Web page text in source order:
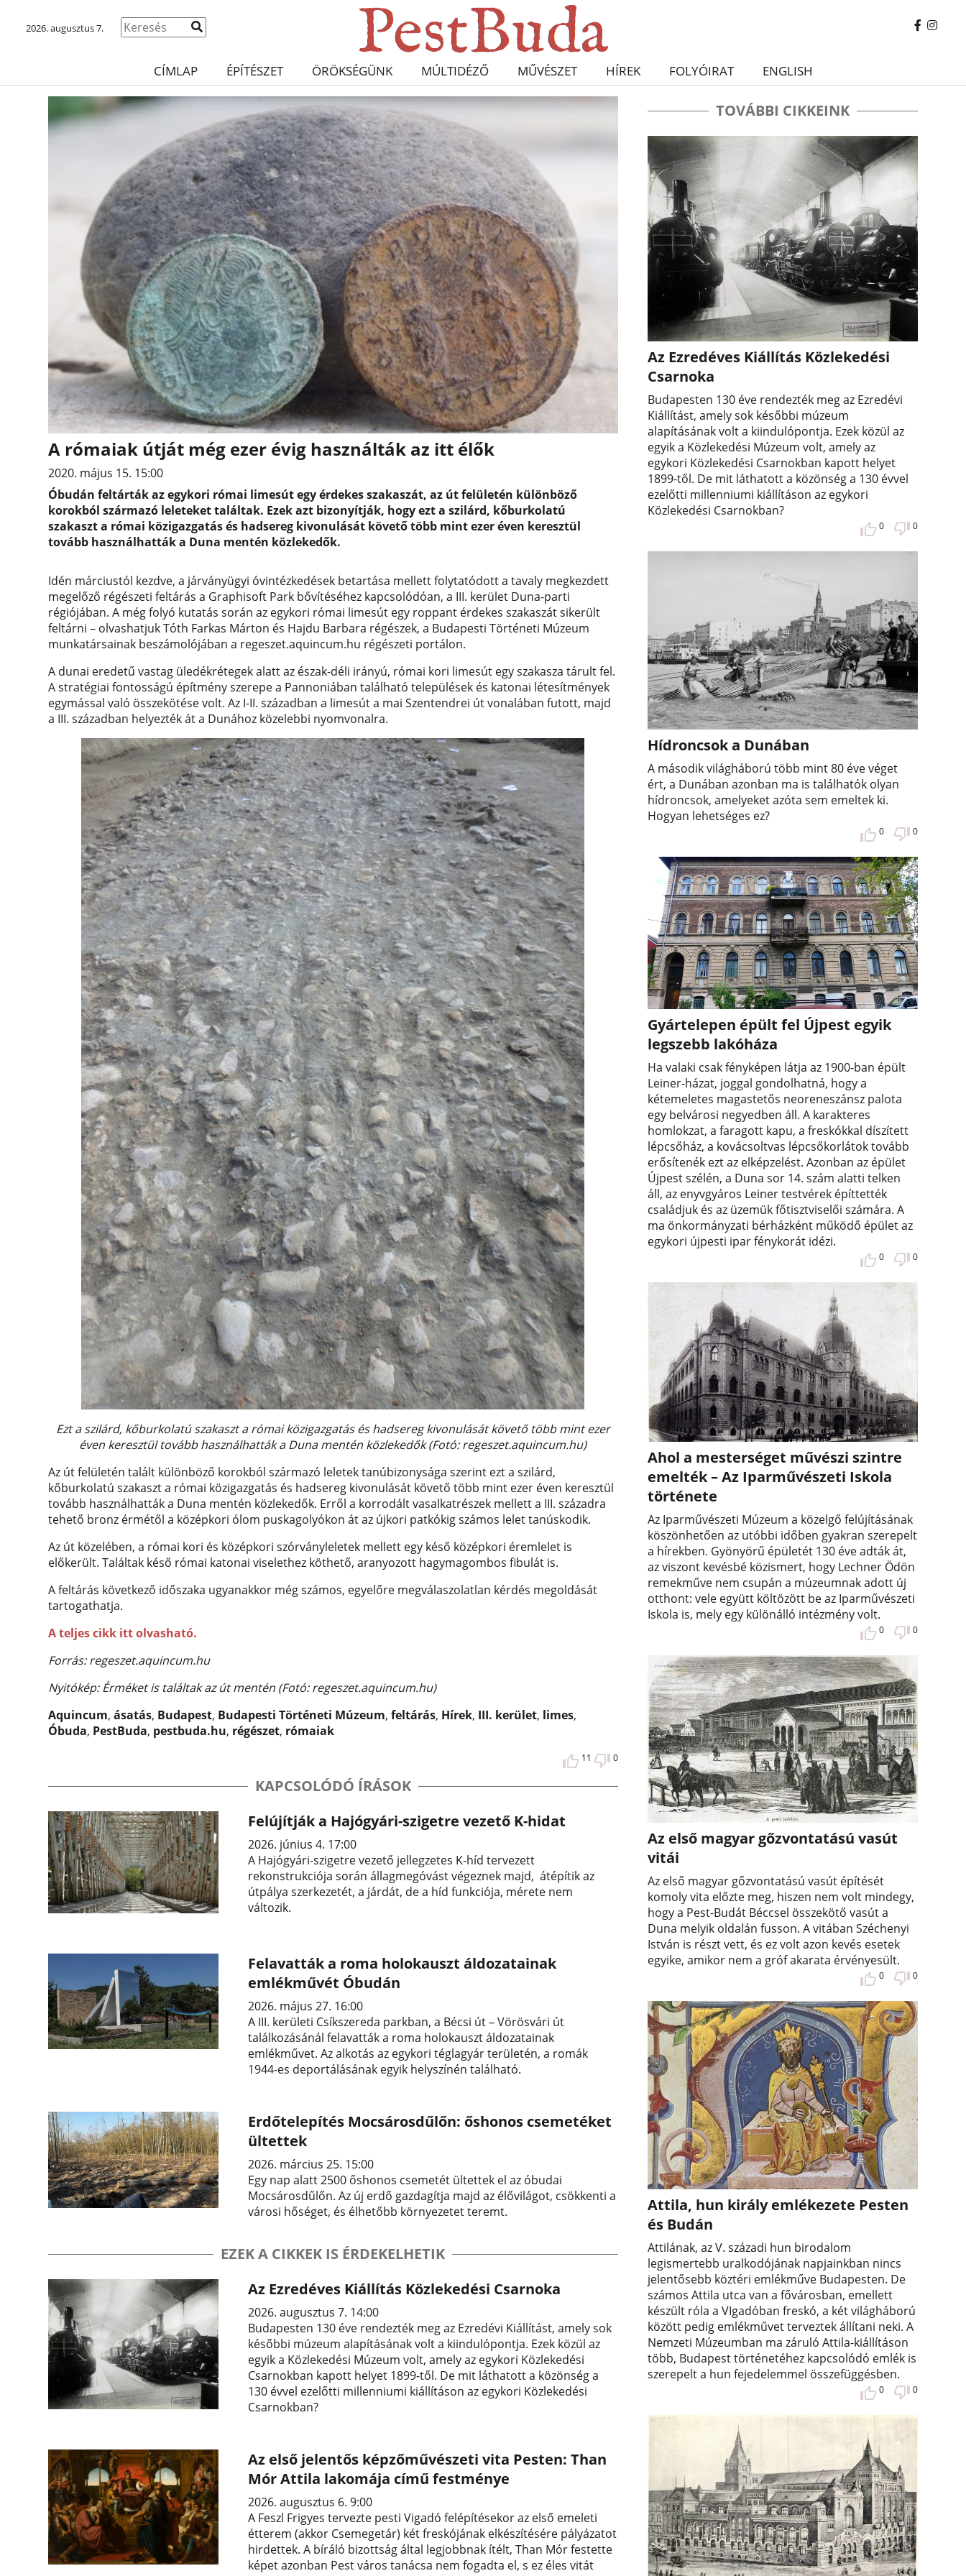
2026. augusztus 7.
CÍMLAP ÉPÍTÉSZET ÖRÖKSÉGÜNK MÚLTIDÉZŐ MŰVÉSZET HÍREK FOLYÓIRAT ENGLISH
A rómaiak útját még ezer évig használták az itt élők
2020. május 15. 15:00
Óbudán feltárták az egykori római limesút egy érdekes szakaszát, az út felületén különböző
korokból származó leleteket találtak. Ezek azt bizonyítják, hogy ezt a szilárd, kőburkolatú
szakaszt a római közigazgatás és hadsereg kivonulását követő több mint ezer éven keresztül
tovább használhatták a Duna mentén közlekedők.
Idén márciustól kezdve, a járványügyi óvintézkedések betartása mellett folytatódott a tavaly megkezdett
megelőző régészeti feltárás a Graphisoft Park bővítéséhez kapcsolódóan, a III. kerület Duna-parti
régiójában. A még folyó kutatás során az egykori római limesút egy roppant érdekes szakaszát sikerült
feltárni – olvashatjuk Tóth Farkas Márton és Hajdu Barbara régészek, a Budapesti Történeti Múzeum
munkatársainak beszámolójában a regeszet.aquincum.hu régészeti portálon.
A dunai eredetű vastag üledékrétegek alatt az észak-déli irányú, római kori limesút egy szakasza tárult fel.
A stratégiai fontosságú építmény szerepe a Pannoniában található települések és katonai létesítmények
egymással való összekötése volt. Az I-II. században a limesút a mai Szentendrei út vonalában futott, majd
a III. században helyezték át a Dunához közelebbi nyomvonalra.
Ezt a szilárd, kőburkolatú szakaszt a római közigazgatás és hadsereg kivonulását követő több mint ezer
éven keresztül tovább használhatták a Duna mentén közlekedők​ (Fotó: regeszet.aquincum.hu)
Az út felületén talált különböző korokból származó leletek tanúbizonysága szerint ezt a szilárd,
kőburkolatú szakaszt a római közigazgatás és hadsereg kivonulását követő több mint ezer éven keresztül
tovább használhatták a Duna mentén közlekedők. Erről a korrodált vasalkatrészek mellett a III. századra
tehető bronz érmétől a középkori ólom puskagolyókon át az újkori patkókig számos lelet tanúskodik.
Az út közelében, a római kori és középkori szórványleletek mellett egy késő középkori éremlelet is
előkerült. Találtak késő római katonai viselethez köthető, aranyozott hagymagombos fibulát is.
A feltárás következő időszaka ugyanakkor még számos, egyelőre megválaszolatlan kérdés megoldását
tartogathatja.
A teljes cikk itt olvasható.
Forrás: regeszet.aquincum.hu
Nyitókép: Érméket is találtak az út mentén (Fotó: regeszet.aquincum.hu)
Aquincum,ásatás, Budapest, Budapesti Történeti Múzeum,feltárás, Hírek, III. kerület, limes,
Óbuda, PestBuda, pestbuda.hu, régészet, rómaiak
11 0
KAPCSOLÓDÓ ÍRÁSOK
Felújítják a Hajógyári-szigetre vezető K-hidat
2026. június 4. 17:00
A Hajógyári-szigetre vezető jellegzetes K-híd tervezett
rekonstrukciója során állagmegóvást végeznek majd, átépítik az
útpálya szerkezetét, a járdát, de a híd funkciója, mérete nem
változik.
Felavatták a roma holokauszt áldozatainak
emlékművét Óbudán
2026. május 27. 16:00
A III. kerületi Csíkszereda parkban, a Bécsi út – Vörösvári út
találkozásánál felavatták a roma holokauszt áldozatainak
emlékművet. Az alkotás az egykori téglagyár területén, a romák
1944-es deportálásának egyik helyszínén található.
Erdőtelepítés Mocsárosdűlőn: őshonos csemetéket
ültettek
2026. március 25. 15:00
Egy nap alatt 2500 őshonos csemetét ültettek el az óbudai
Mocsárosdűlőn. Az új erdő gazdagítja majd az élővilágot, csökkenti a
városi hőséget, és élhetőbb környezetet teremt.
EZEK A CIKKEK IS ÉRDEKELHETIK
Az Ezredéves Kiállítás Közlekedési Csarnoka
2026. augusztus 7. 14:00
Budapesten 130 éve rendezték meg az Ezredévi Kiállítást, amely sok
későbbi múzeum alapításának volt a kiindulópontja. Ezek közül az
egyik a Közlekedési Múzeum volt, amely az egykori Közlekedési
Csarnokban kapott helyet 1899-től. De mit láthatott a közönség a
130 évvel ezelőtti millenniumi kiállításon az egykori Közlekedési
Csarnokban?
Az első jelentős képzőművészeti vita Pesten: Than
Mór Attila lakomája című festménye
2026. augusztus 6. 9:00
A Feszl Frigyes tervezte pesti Vigadó felépítésekor az első emeleti
étterem (akkor Csemegetár) két freskójának elkészítésére pályázatot
hirdettek. A bíráló bizottság által legjobbnak ítélt, Than Mór festette
képet azonban Pest város tanácsa nem fogadta el, s ez éles vitát
TOVÁBBI CIKKEINK
Az Ezredéves Kiállítás Közlekedési
Csarnoka
Budapesten 130 éve rendezték meg az Ezredévi
Kiállítást, amely sok későbbi múzeum
alapításának volt a kiindulópontja. Ezek közül az
egyik a Közlekedési Múzeum volt, amely az
egykori Közlekedési Csarnokban kapott helyet
1899-től. De mit láthatott a közönség a 130 évvel
ezelőtti millenniumi kiállításon az egykori
Közlekedési Csarnokban?
0 0
Hídroncsok a Dunában
A második világháború több mint 80 éve véget
ért, a Dunában azonban ma is találhatók olyan
hídroncsok, amelyeket azóta sem emeltek ki.
Hogyan lehetséges ez?
0 0
Gyártelepen épült fel Újpest egyik
legszebb lakóháza
Ha valaki csak fényképen látja az 1900-ban épült
Leiner-házat, joggal gondolhatná, hogy a
kétemeletes magastetős neoreneszánsz palota
egy belvárosi negyedben áll. A karakteres
homlokzat, a faragott kapu, a freskókkal díszített
lépcsőház, a kovácsoltvas lépcsőkorlátok tovább
erősítenék ezt az elképzelést. Azonban az épület
Újpest szélén, a Duna sor 14. szám alatti telken
áll, az enyvgyáros Leiner testvérek építtették
családjuk és az üzemük főtisztviselői számára. A
ma önkormányzati bérházként működő épület az
egykori újpesti ipar fénykorát idézi.
0 0
Ahol a mesterséget művészi szintre
emelték – Az Iparművészeti Iskola
története
Az Iparművészeti Múzeum a közelgő felújításának
köszönhetően az utóbbi időben gyakran szerepelt
a hírekben. Gyönyörű épületét 130 éve adták át,
az viszont kevésbé közismert, hogy Lechner Ödön
remekműve nem csupán a múzeumnak adott új
otthont: vele együtt költözött be az Iparművészeti
Iskola is, mely egy különálló intézmény volt.
0 0
Az első magyar gőzvontatású vasút
vitái
Az első magyar gőzvontatású vasút építését
komoly vita előzte meg, hiszen nem volt mindegy,
hogy a Pest-Budát Béccsel összekötő vasút a
Duna melyik oldalán fusson. A vitában Széchenyi
István is részt vett, és ez volt azon kevés esetek
egyike, amikor nem a gróf akarata érvényesült.
0 0
Attila, hun király emlékezete Pesten
és Budán
Attilának, az V. századi hun birodalom
legismertebb uralkodójának napjainkban nincs
jelentősebb köztéri emlékműve Budapesten. De
számos Attila utca van a fővárosban, emellett
készült róla a VIgadóban freskó, a két világháború
között pedig emlékművet terveztek állítani neki. A
Nemzeti Múzeumban ma záruló Attila-kiállításon
több, Budapest történetéhez kapcsolódó emlék is
szerepelt a hun fejedelemmel összefüggésben.
0 0